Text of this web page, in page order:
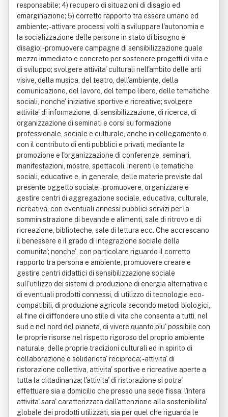
responsabile; 4) recupero di situazioni di disagio ed
emarginazione; 5) corretto rapporto tra essere umano ed
ambiente; - attivare processi volti a sviluppare l'autonomia e
la socializzazione delle persone in stato di bisogno e
disagio; - promuovere campagne di sensibilizzazione quale
mezzo immediato e concreto per sostenere progetti di vita e
di sviluppo; svolgere attivita' culturali nell'ambito delle arti
visive, della musica, del teatro, dell'ambiente, della
comunicazione, del lavoro, del tempo libero, delle tematiche
sociali, nonche' iniziative sportive e ricreative; svolgere
attivita' di informazione, di sensibilizzazione, di ricerca, di
organizzazione di seminati e corsi su formazione
professionale, sociale e culturale, anche in collegamento o
con il contributo di enti pubblici e privati, mediante la
promozione e l'organizzazione di conferenze, seminari,
manifestazioni, mostre, spettacoli, inerenti le tematiche
sociali, educative e, in generale, delle materie previste dal
presente oggetto sociale; - promuovere, organizzare e
gestire centri di aggregazione sociale, educativa, culturale,
ricreativa, con eventuali annessi pubblici servizi per la
somministrazione di bevande e alimenti, sale di ritrovo e di
ricreazione, biblioteche, sale di lettura ecc. Che accrescano
il benessere e il grado di integrazione sociale della
comunita'; nonche', con particolare riguardo il corretto
rapporto tra persona e ambiente, promuovere creare e
gestire centri didattici di sensibilizzazione sociale
sull'utilizzo dei sistemi di produzione di energia alternativa e
di eventuali prodotti connessi, di utilizzo di tecnologie eco-
compatibili, di produzione agricola secondo metodi biologici,
al fine di diffondere uno stile di vita che consenta a tutti, nel
sud e nel nord del pianeta, di vivere quanto piu' possibile con
le proprie risorse nel rispetto rigoroso del proprio ambiente
naturale, delle proprie tradizioni culturali ed in spirito di
collaborazione e solidarieta' reciproca; - attivita' di
ristorazione collettiva, attivita' sportive e ricreative aperte a
tutta la cittadinanza; l'attivita' di ristorazione si potra'
effettuare sia a domicilio che presso una sede fissa: l'intera
attivita' sara' caratterizzata dall'attenzione alla sostenibilita'
globale dei prodotti utilizzati, sia per quel che riguarda le